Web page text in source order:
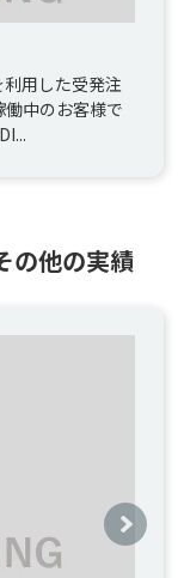
用した受発注
中のお客様で
の他の実績